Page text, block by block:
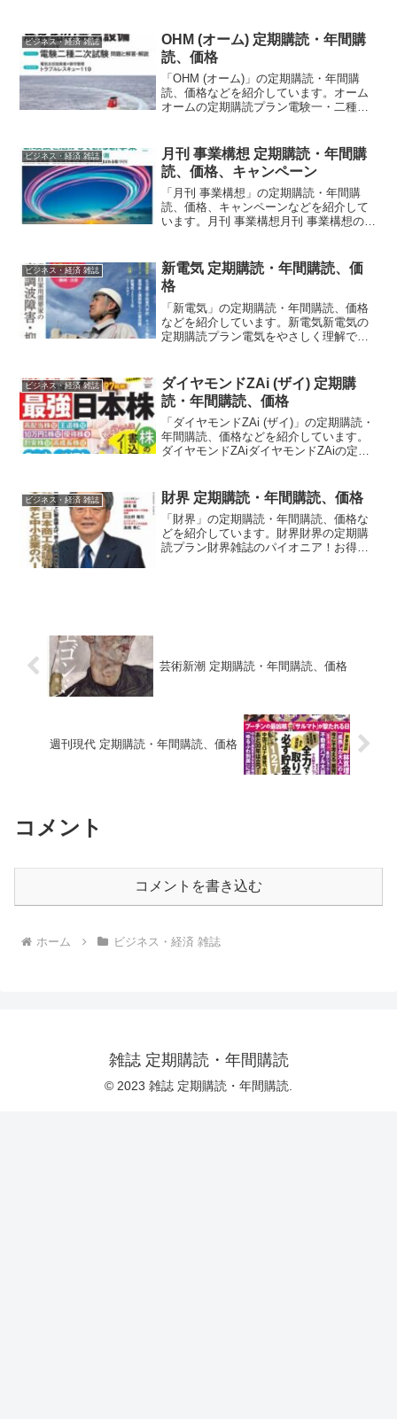
【6%OFF】1年 (12冊)参考１冊定価：
1,...
ビジネス・経済 雑誌
OHM (オーム) 定期購読・年間購
読、価格
「OHM (オーム)」の定期購読・年間購
読、価格などを紹介しています。オーム
オームの定期購読プラン電験一・二種、
定価： 1,815円価格(12冊)： 19,1...
ビジネス・経済 雑誌
月刊 事業構想 定期購読・年間購
読、価格、キャンペーン
「月刊 事業構想」の定期購読・年間購
読、価格、キャンペーンなどを紹介して
います。月刊 事業構想月刊 事業構想の定
【50%OFF】【月額払い】(4冊目以降は
通常価格です)最...
ビジネス・経済 雑誌
新電気 定期購読・年間購読、価
格
「新電気」の定期購読・年間購読、価格
などを紹介しています。新電気新電気の
定期購読プラン電気をやさしく理解でき
円 / 冊)参考１冊定価： 1,59...
ビジネス・経済 雑誌
ダイヤモンドZAi (ザイ) 定期購
読・年間購読、価格
「ダイヤモンドZAi (ザイ)」の定期購読・
年間購読、価格などを紹介しています。
ダイヤモンドZAiダイヤモンドZAiの定期
780円価格： 1ヶ月分の合計額 最新号は
8...
ビジネス・経済 雑誌 財界 定期購読・年間購読、価格
「財界」の定期購読・年間購読、価格な
どを紹介しています。財界財界の定期購
読プラン財界雑誌のパイオニア！お得な
芸術新潮 定期購読・年間購読、価格
週刊現代 定期購読・年間購読、価格
コメント
コメントを書き込む
ホーム ビジネス・経済 雑誌
雑誌 定期購読・年間購読
© 2023 雑誌 定期購読・年間購読.